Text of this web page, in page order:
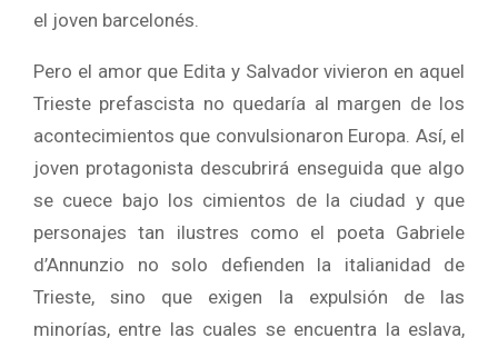
el joven barcelonés.
Pero el amor que Edita y Salvador vivieron en aquel
Trieste prefascista no quedaría al margen de los
acontecimientos que convulsionaron Europa. Así, el
joven protagonista descubrirá enseguida que algo
se cuece bajo los cimientos de la ciudad y que
personajes tan ilustres como el poeta Gabriele
d’Annunzio no solo defienden la italianidad de
Trieste, sino que exigen la expulsión de las
minorías, entre las cuales se encuentra la eslava,